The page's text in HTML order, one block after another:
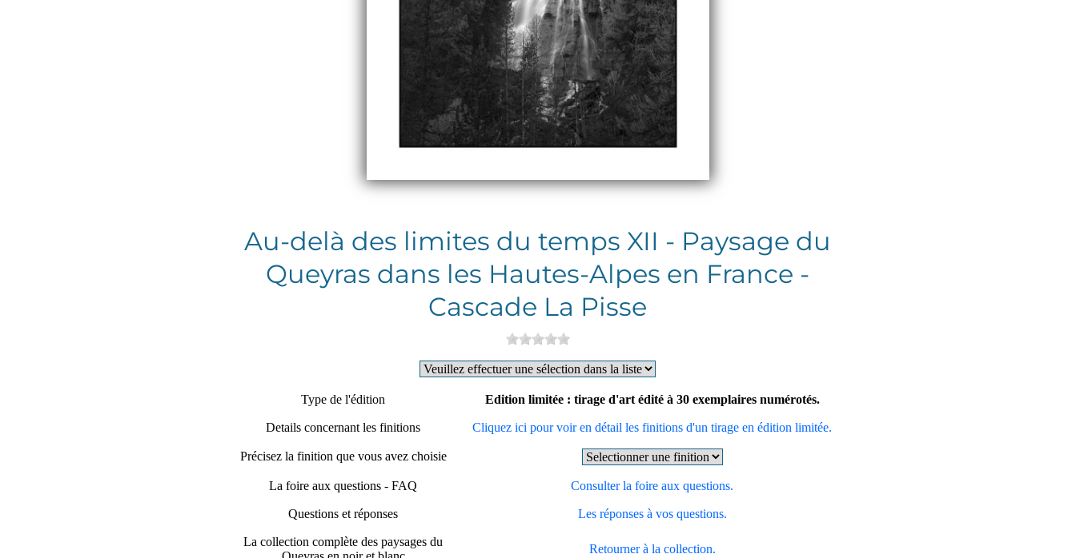
Au-delà des limites du temps XII - Paysage du
Queyras dans les Hautes-Alpes en France -
Cascade La Pisse
Type de l'édition Edition limitée : tirage d'art édité à 30 exemplaires numérotés.
Details concernant les finitions Cliquez ici pour voir en détail les finitions d'un tirage en édition limitée.
Précisez la finition que vous avez choisie
La foire aux questions - FAQ Consulter la foire aux questions.
Questions et réponses Les réponses à vos questions.
La collection complète des paysages du
Retourner à la collection.